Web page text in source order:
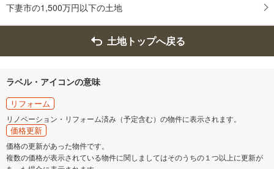
保
存
下妻市の1,500万円以下の土地
土地トップへ戻る
ラベル・アイコンの意味
リフォーム
リノベーション・リフォーム済み（予定含む）の物件に表示されます。
価格更新
価格の更新があった物件です。
複数の価格が表示されている物件に関しましてはそのうちの１つ以上に更新が